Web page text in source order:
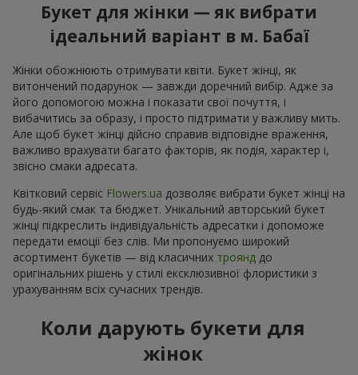
Букет для жінки — як вибрати
ідеальний варіант в м. Бабаї
Жінки обожнюють отримувати квіти. Букет жінці, як
витончений подарунок — завжди доречний вибір. Адже за
його допомогою можна і показати свої почуття, і
вибачитись за образу, і просто підтримати у важливу мить.
Але щоб букет жінці дійсно справив відповідне враження,
важливо врахувати багато факторів, як подія, характер і,
звісно смаки адресата.
Квітковий сервіс Flowers.ua дозволяє вибрати букет жінці на
будь-який смак та бюджет. Унікальний авторський букет
жінці підкреслить індивідуальність адресатки і допоможе
передати емоції без слів. Ми пропонуємо широкий
асортимент букетів — від класичних троянд до
оригінальних рішень у стилі ексклюзивної флористики з
урахуванням всіх сучасних трендів.
Коли дарують букети для
жінок